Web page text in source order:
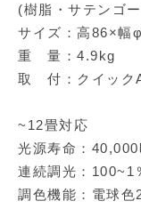
(樹脂・サテンゴ
サイズ：高86×幅
重 量：4.9kg
取 付：クイック
~12畳対応
光源寿命：40,000
連続調光：100~1
調色機能：電球